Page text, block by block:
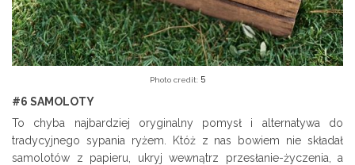
Photo credit: 5
#6 SAMOLOTY
To chyba najbardziej oryginalny pomysł i alternatywa do
tradycyjnego sypania ryżem. Któż z nas bowiem nie składał
samolotów z papieru, ukryj wewnątrz przesłanie-życzenia, a